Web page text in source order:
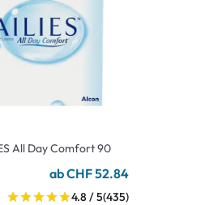
All Day Comfort 90
ab CHF 52.84
4.8 / 5(435)